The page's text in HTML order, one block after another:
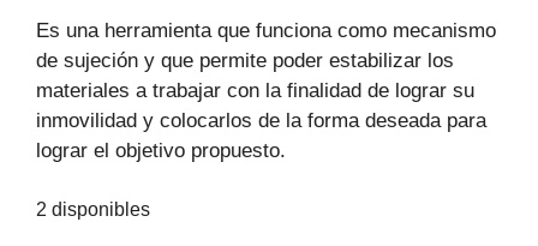
original
era:
$1.284.427.
actual
es:
$924.788.
Es una herramienta que funciona como mecanismo
de sujeción y que permite poder estabilizar los
materiales a trabajar con la finalidad de lograr su
inmovilidad y colocarlos de la forma deseada para
lograr el objetivo propuesto.
2 disponibles